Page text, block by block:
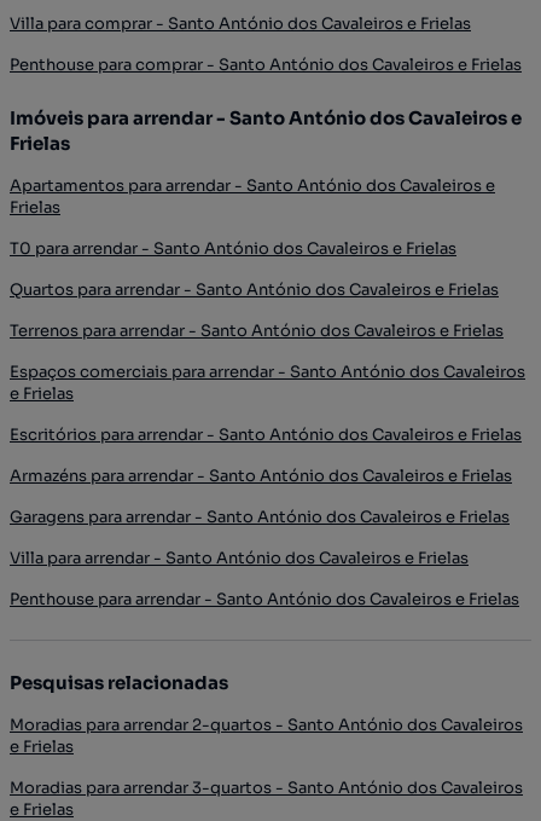
Villa para comprar - Santo António dos Cavaleiros e Frielas
Penthouse para comprar - Santo António dos Cavaleiros e Frielas
Imóveis para arrendar - Santo António dos Cavaleiros e
Frielas
Apartamentos para arrendar - Santo António dos Cavaleiros e
Frielas
T0 para arrendar - Santo António dos Cavaleiros e Frielas
Quartos para arrendar - Santo António dos Cavaleiros e Frielas
Terrenos para arrendar - Santo António dos Cavaleiros e Frielas
Espaços comerciais para arrendar - Santo António dos Cavaleiros
e Frielas
Escritórios para arrendar - Santo António dos Cavaleiros e Frielas
Armazéns para arrendar - Santo António dos Cavaleiros e Frielas
Garagens para arrendar - Santo António dos Cavaleiros e Frielas
Villa para arrendar - Santo António dos Cavaleiros e Frielas
Penthouse para arrendar - Santo António dos Cavaleiros e Frielas
Pesquisas relacionadas
Moradias para arrendar 2-quartos - Santo António dos Cavaleiros
e Frielas
Moradias para arrendar 3-quartos - Santo António dos Cavaleiros
e Frielas